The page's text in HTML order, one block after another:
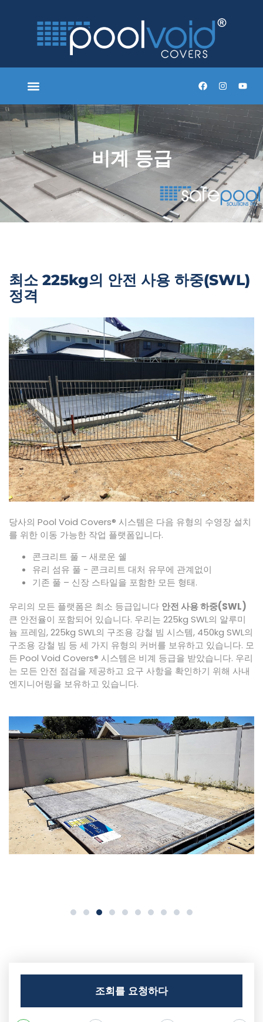
비계 등급
최소 225kg의 안전 사용 하중(SWL)
정격
당사의 Pool Void Covers® 시스템은 다음 유형의 수영장 설치
를 위한 이동 가능한 작업 플랫폼입니다.
콘크리트 풀 – 새로운 쉘
유리 섬유 풀 - 콘크리트 대처 유무에 관계없이
기존 풀 – 신장 스타일을 포함한 모든 형태.
우리의 모든 플랫폼은 최소 등급입니다 안전 사용 하중(SWL)
큰 안전율이 포함되어 있습니다. 우리는 225kg SWL의 알루미
늄 프레임, 225kg SWL의 구조용 강철 빔 시스템, 450kg SWL의
구조용 강철 빔 등 세 가지 유형의 커버를 보유하고 있습니다. 모
든 Pool Void Covers® 시스템은 비계 등급을 받았습니다. 우리
는 모든 안전 점검을 제공하고 요구 사항을 확인하기 위해 사내
엔지니어링을 보유하고 있습니다.
조회를 요청하다